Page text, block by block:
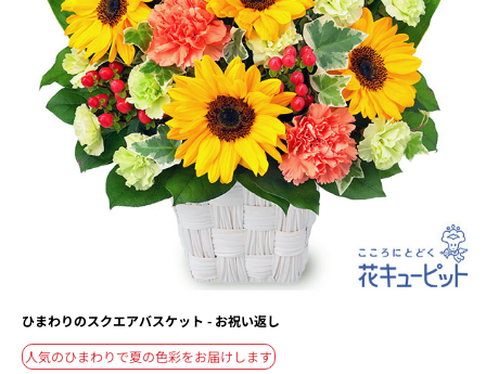
ひまわりのスクエアバスケット - お祝い返し
人気のひまわりで夏の色彩をお届けします